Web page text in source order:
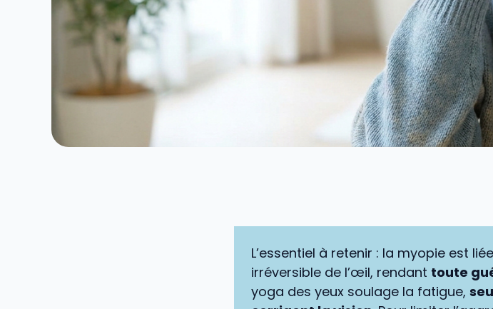
L’essentiel à retenir : la myopie est
irréversible de l’œil, rendant toute
yoga des yeux soulage la fatigue,